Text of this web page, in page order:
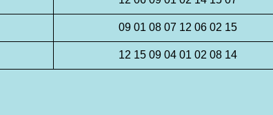
09 01 08 07 12 06 02 15
12 15 09 04 01 02 08 14